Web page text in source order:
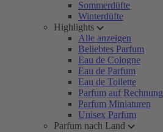
Sommerdüfte
Winterdüfte
Highlights
Alle anzeigen
Beliebtes Parfum
Eau de Cologne
Eau de Parfum
Eau de Toilette
Parfum auf Rechnung
Parfum Miniaturen
Unisex Parfum
Parfum nach Land